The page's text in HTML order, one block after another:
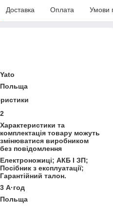
Доставка Оплата Умови
Yato
Польща
2
Характеристики та
комплектація товару можуть
змінюватися виробником
без повідомлення
Електроножиці; АКБ І ЗП;
Посібник з експлуатації;
Гарантійний талон.
3 А·год
Польща